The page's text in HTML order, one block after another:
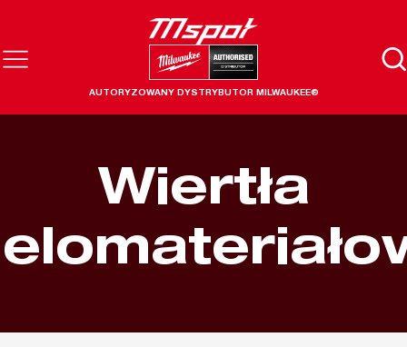
AUTORYZOWANY DYSTRYBUTOR MILWAUKEE®
Wiertła